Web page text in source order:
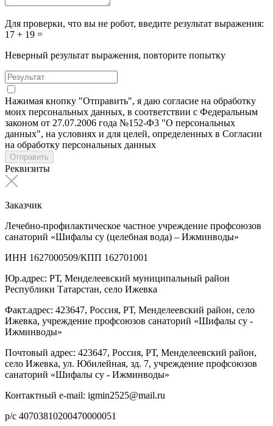
Для проверки, что вы не робот, введите результат выражения:
17 + 19 =
Неверный результат выражения, повторите попытку
Нажимая кнопку "Отправить", я даю согласие на обработку
моих персональных данных, в соответствии с Федеральным
законом от 27.07.2006 года №152-Ф3 "О персональных
данных", на условиях и для целей, определенных в Согласии
на обработку персональных данных
Отправить
Реквизиты
Заказчик
Лечебно-профилактическое частное учреждение профсоюзов
санаторий «Шифалы су (целебная вода) – Ижминводы»
ИНН 1627000509/КПП 162701001
Юр.адрес: РТ, Менделеевский муниципальный район
Республики Татарстан, село Ижевка
Факт.адрес: 423647, Россия, РТ, Менделеевский район, село
Ижевка, учреждение профсоюзов санаторий «Шифалы су -
Ижминводы»
Почтовый адрес: 423647, Россия, РТ, Менделеевский район,
село Ижевка, ул. Юбилейная, зд. 7, учреждение профсоюзов
санаторий «Шифалы су - Ижминводы»
Контактный e-mail: igmin2525@mail.ru
р/с 40703810200470000051